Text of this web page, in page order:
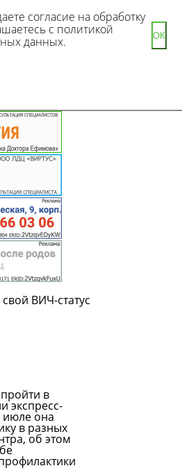
ВИЧ-статус
в
экспресс-
июле она
в разных
об этом
согласие на обработку
с политикой
данных.
ОК